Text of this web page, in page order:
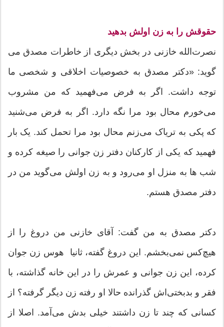
حقوقش را به زن اولش بدهید
نصرت‌الله خازنی در بخش دیگری از خاطرات مصدق می
گوید: «دکتر مصدق به خصوصیات اخلاقی و شخصی ما
توجه داشت. اگر به فرض می‌فهمید که من مشروب
می‌خورم محال بود مرا نگه دارد. اگر به فرض می‌شنید
که پکی به تریاک می‌زنم محال بود مرا تحمل کند. یک بار
فهمید که یکی از کارکنان دفتر زن جوانی را صیغه کرده و
شب ها به منزل او می‌رود و به زن اولش می‌گوید من در
دفتر مصدق هستم.
دکتر مصدق به من گفت: آقای خازنی من دروغ را از
هیچ‌کس نمی‌بخشم. این دروغ گفته، ثانیا هوس زن جوان
کرده، این زن جوانی و عمرش را در این خانه گذاشته، با
فقر و بدبختی‌اش گذرانده حالا او رفته زن دیگر گرفته؟ از
کسانی که چند تا زن داشتند خیلی بدش می‌آمد. اصلا از